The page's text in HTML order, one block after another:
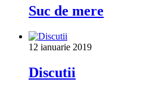
Suc de mere
12 ianuarie 2019
Discutii